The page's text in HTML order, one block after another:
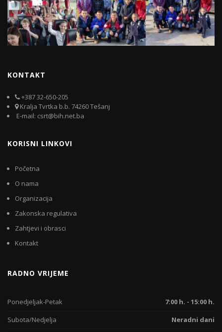
KONTAKT
+387 32-650-205
Kralja Tvrtka b.b. 74260 Tešanj
E-mail: csrt@bih.net.ba
KORISNI LINKOVI
Početna
O nama
Organizacija
Zakonska regulativa
Zahtjevi i obrasci
Kontakt
RADNO VRIJEME
Ponedjeljak-Petak
7:00 h. - 15:00 h.
Subota/Nedjelja
Neradni dani